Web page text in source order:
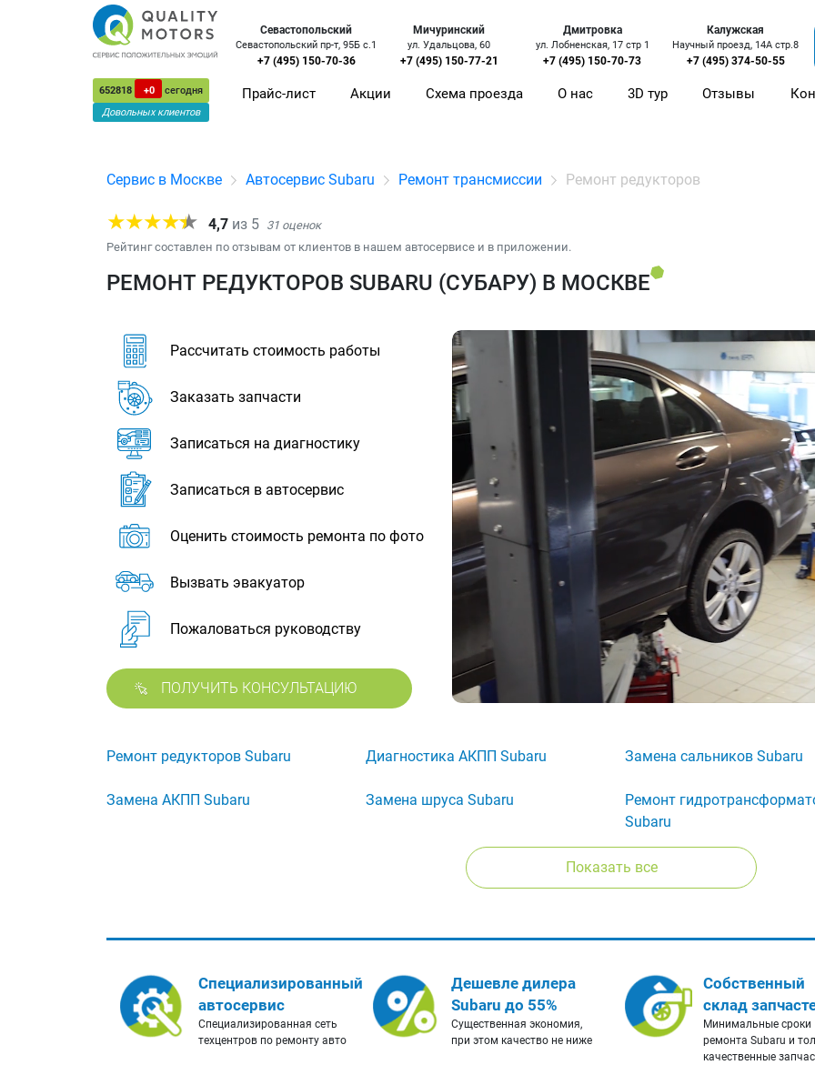
652818 +0
сегодня
Довольных клиентов
Севастопольский
Севастопольский пр-т, 95Б с.1
+7 (495) 150-70-36
Мичуринский
ул. Удальцова, 60
+7 (495) 150-77-21
Дмитровка
ул. Лобненская, 17 стр 1
+7 (495) 150-70-73
Калужская
Научный проезд, 14А стр.8
+7 (495) 374-50-55
Прайс-лист Акции Схема проезда О нас 3D тур Отзывы
Сервис в Москве Автосервис Subaru Ремонт трансмиссии Ремонт редукторов
4,7 из 5 31 оценок
Рейтинг составлен по отзывам от клиентов в нашем автосервисе и в приложении.
РЕМОНТ РЕДУКТОРОВ SUBARU (СУБАРУ) В МОСКВЕ
Рассчитать стоимость работы
Заказать запчасти
Записаться на диагностику
Записаться в автосервис
Оценить стоимость ремонта по фото
Вызвать эвакуатор
Пожаловаться руководству
ПОЛУЧИТЬ КОНСУЛЬТАЦИЮ
Ремонт редукторов Subaru Диагностика АКПП Subaru Замена сальников Subaru
Замена АКПП Subaru
Замена шруса Subaru
Ремонт
Subaru
Показать все
Специализированный
автосервис
Специализированная сеть
техцентров по ремонту авто
Дешевле дилера
Subaru до 55%
Существенная экономия,
при этом качество не ниже
Собственный
склад
Минимальные сроки
ремонта Subaru и
качественные